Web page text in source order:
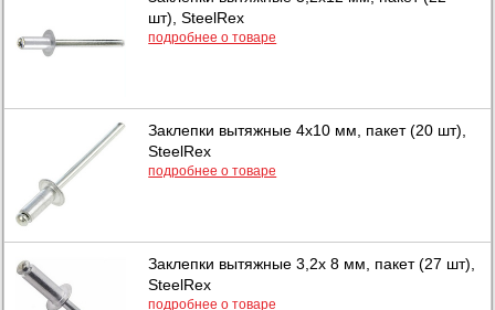
шт), SteelRex
подробнее о товаре
Заклепки вытяжные 4х10 мм, пакет (20 шт),
SteelRex
подробнее о товаре
Заклепки вытяжные 3,2х 8 мм, пакет (27 шт),
SteelRex
подробнее о товаре